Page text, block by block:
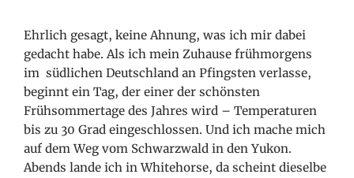
Ehrlich gesagt, keine Ahnung, was ich mir dabei
gedacht habe. Als ich mein Zuhause frühmorgens
im südlichen Deutschland an Pfingsten verlasse,
beginnt ein Tag, der einer der schönsten
Frühsommertage des Jahres wird – Temperaturen
bis zu 30 Grad eingeschlossen. Und ich mache mich
auf dem Weg vom Schwarzwald in den Yukon.
Abends lande ich in Whitehorse, da scheint dieselbe